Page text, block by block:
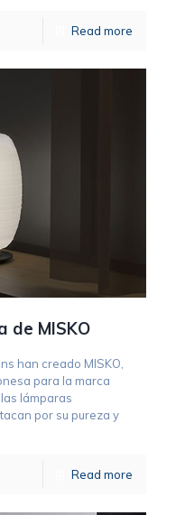
Read more
de MISKO
han creado MISKO,
para la marca
lámparas
por su pureza y
Read more